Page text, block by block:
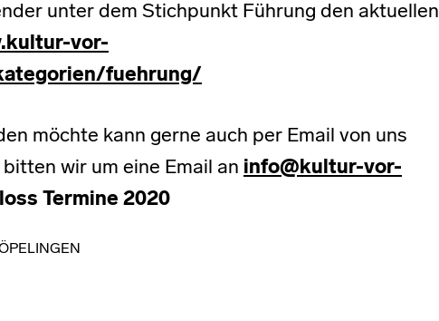
unter dem Stichpunkt Führung den aktuellen
vor-
fuehrung/
möchte kann gerne auch per Email von uns
wir um eine Email an info@kultur-vor-
Termine 2020